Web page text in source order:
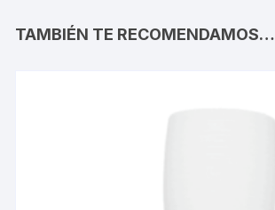
TAMBIÉN TE RECOMENDAMOS…